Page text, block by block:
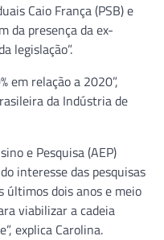
Caio França (PSB) e
da presença da ex-
legislação”.
em relação a 2020”,
da Indústria de
e Pesquisa (AEP)
interesse das pesquisas
últimos dois anos e meio
viabilizar a cadeia
explica Carolina.